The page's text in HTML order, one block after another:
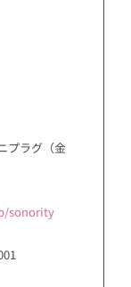
プラグ（金
sonority